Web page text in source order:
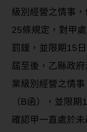
級別經營之情事
25條規定，對甲
罰鍰，並限期15
屆至後，乙縣政
業級別經營之情
（B函），並限
確認甲一直處於